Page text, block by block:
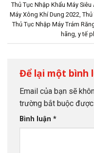
Thủ Tục Nhập Khẩu Máy
Máy Xông Khí Dung 2022 Thủ
Thủ Tục Nhập Máy Trám
hãng y tế
Để lại một bình
Email của bạn sẽ
trường bắt buộc
Bình luận *